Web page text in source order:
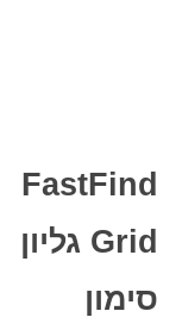
FastFind
Grid גליון
סימון